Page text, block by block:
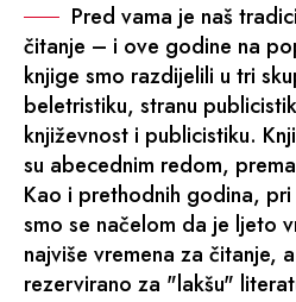
Pred vama je naš
čitanje – i ove godine na
knjige smo razdijelili u tri
beletristiku, stranu
književnost i publicistiku.
su abecednim redom,
Kao i prethodnih godina,
smo se načelom da je ljeto
najviše vremena za čitanje,
rezervirano za "lakšu"